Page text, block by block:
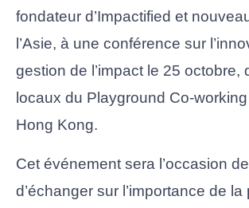
fondateur d’Impactified et
l’Asie, à une conférence sur
gestion de l’impact le 25 octobre,
locaux du Playground Co-
Hong Kong.
Cet événement sera l’occasion
d’échanger sur l’importance de la